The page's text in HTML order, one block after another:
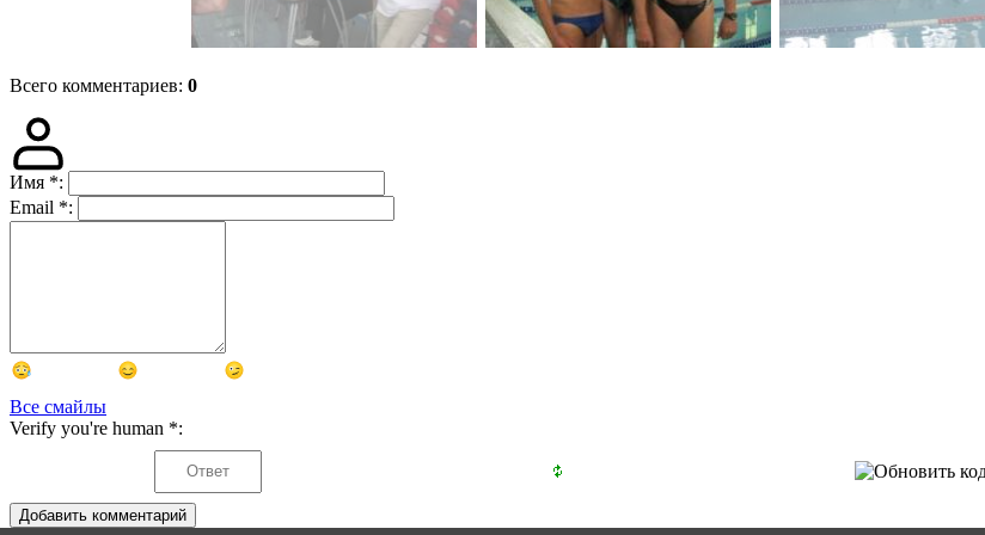
Всего комментариев: 0
Имя *:
Email *:
Все смайлы
Verify you're human *:
Добавить комментарий